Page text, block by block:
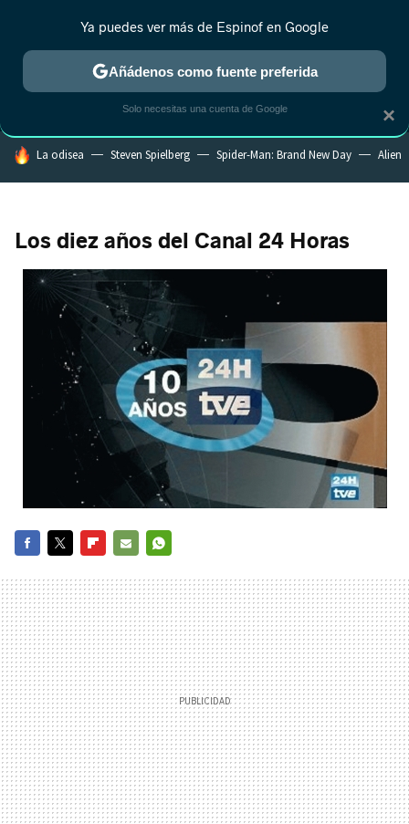
MENÚ NUEVO
ESTRENOS REALITY ANIME RANKINGS CINE
HOY SE HABLA DE
La odisea Steven Spielberg Spider-Man: Brand New Day Alien
Los diez años del Canal 24 Horas
MAIL
×
Ya puedes ver más de Espinof en Google
Añádenos como fuente preferida
Solo necesitas una cuenta de Google